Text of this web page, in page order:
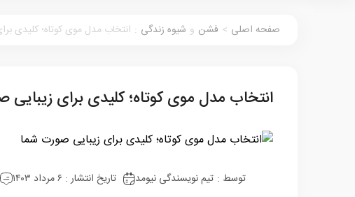
صفحه اصلی > فشن و شیوه زندگی : انتخاب مدل موی کوتاه؛ کلیدی
انتخاب مدل موی کوتاه؛ کلیدی برای
توسط : تیم نویسندگی نیومد تاریخ انتشار : ۶ مرداد ۱۴۰۳